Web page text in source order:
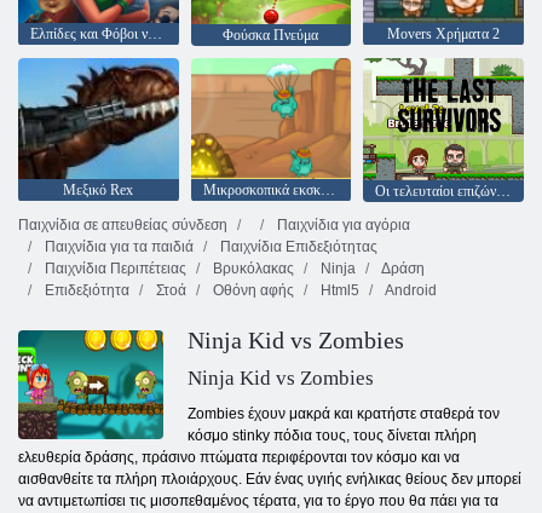
Ελπίδες και Φόβοι νόστιμα της Emily Φούσκα Πνεύμα Movers Χρήματα 2
Μεξικό Rex Μικροσκοπικά εκσκαφεία
Οι τελευταίοι επιζώντες
Παιχνίδια σε απευθείας σύνδεση
Παιχνίδια για αγόρια
Παιχνίδια για τα παιδιά
Παιχνίδια Επιδεξιότητας
Παιχνίδια Περιπέτειας
Βρυκόλακας Ninja
Δράση
Επιδεξιότητα
Στοά Οθόνη αφής Html5 Android
Ninja Kid vs Zombies
Ninja Kid vs Zombies
Zombies έχουν μακρά και κρατήστε σταθερά τον
κόσμο stinky πόδια τους, τους δίνεται πλήρη
ελευθερία δράσης, πράσινο πτώματα περιφέρονται τον κόσμο και να
αισθανθείτε τα πλήρη πλοιάρχους. Εάν ένας υγιής ενήλικας θείους δεν μπορεί
να αντιμετωπίσει τις μισοπεθαμένος τέρατα, για το έργο που θα πάει για τα